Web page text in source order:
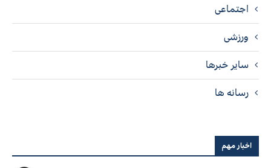
اجتماعی
ورزشی
سایر خبرها
رسانه ها
اخبار مهم